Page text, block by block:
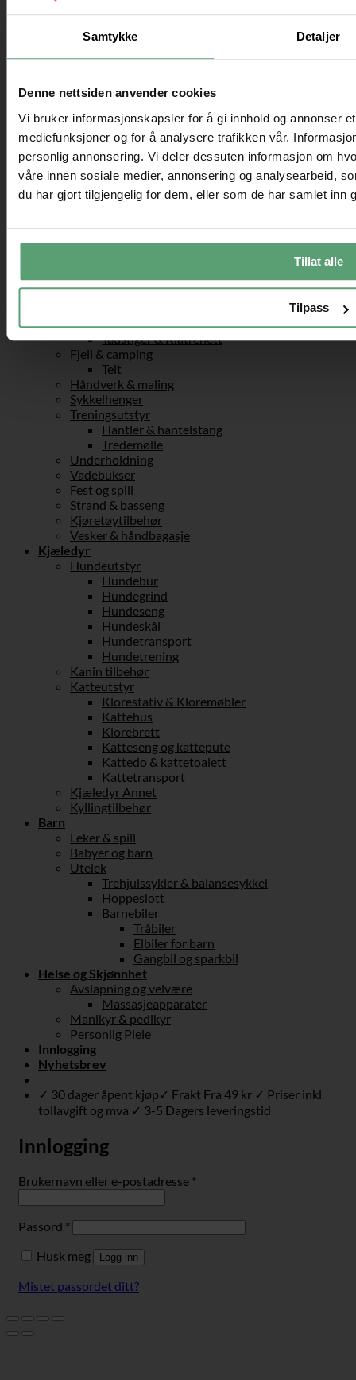
Samtykke Detaljer
Denne nettsiden anvender cookies
Vi bruker informasjonskapsler for å gi innhold og annonser
mediefunksjoner og for å analysere trafikken vår.
personlig annonsering. Vi deler dessuten informasjon om
våre innen sosiale medier, annonsering og analysearbeid,
du har gjort tilgjengelig for dem, eller som de har samlet inn
Tillat alle
Tilpass
Baderomsartikler
Kontorstoler
Ergonomiske kontorstoler
Konferansestoler
Aktiv sitting
Sadelstoler
Gaming
Gamingstoler
Skrivebord
Bærbar stativ og ståbord
Kontortilbehør
Friluftsliv
Fotballmål
Husker
Taustiger & Klatrenett
Fjell & camping
Telt
Håndverk & maling
Sykkelhenger
Treningsutstyr
Hantler & hantelstang
Tredemølle
Underholdning
Vadebukser
Fest og spill
Strand & basseng
Kjøretøytilbehør
Vesker & håndbagasje
Kjæledyr
Hundeutstyr
Hundebur
Hundegrind
Hundeseng
Hundeskål
Hundetransport
Hundetrening
Kanin tilbehør
Katteutstyr
Klorestativ & Kloremøbler
Kattehus
Klorebrett
Katteseng og kattepute
Kattedo & kattetoalett
Kattetransport
Kjæledyr Annet
Kyllingtilbehør
Barn
Leker & spill
Babyer og barn
Utelek
Trehjulssykler & balansesykkel
Hoppeslott
Barnebiler
Tråbiler
Elbiler for barn
Gangbil og sparkbil
Helse og Skjønnhet
Avslapning og velvære
Massasjeapparater
Manikyr & pedikyr
Personlig Pleie
Innlogging
Nyhetsbrev
✓ 30 dager åpent kjøp✓ Frakt Fra 49 kr ✓ Priser inkl.
tollavgift og mva ✓ 3-5 Dagers leveringstid
Innlogging
Brukernavn eller e-postadresse *
Passord * Påkrevd
Husk meg
Logg inn
Mistet passordet ditt?